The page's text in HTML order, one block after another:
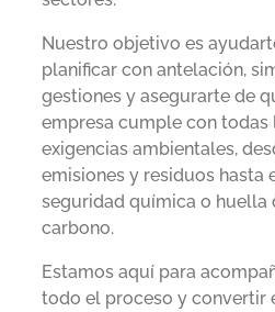
Nuestro objetivo es
planificar con antelación,
gestiones y asegurarte de
empresa cumple con todas
exigencias ambientales,
emisiones y residuos hasta
seguridad química o huella
carbono.
Estamos aquí para
todo el proceso y convertir